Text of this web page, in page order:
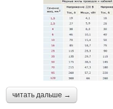
читать дальше →